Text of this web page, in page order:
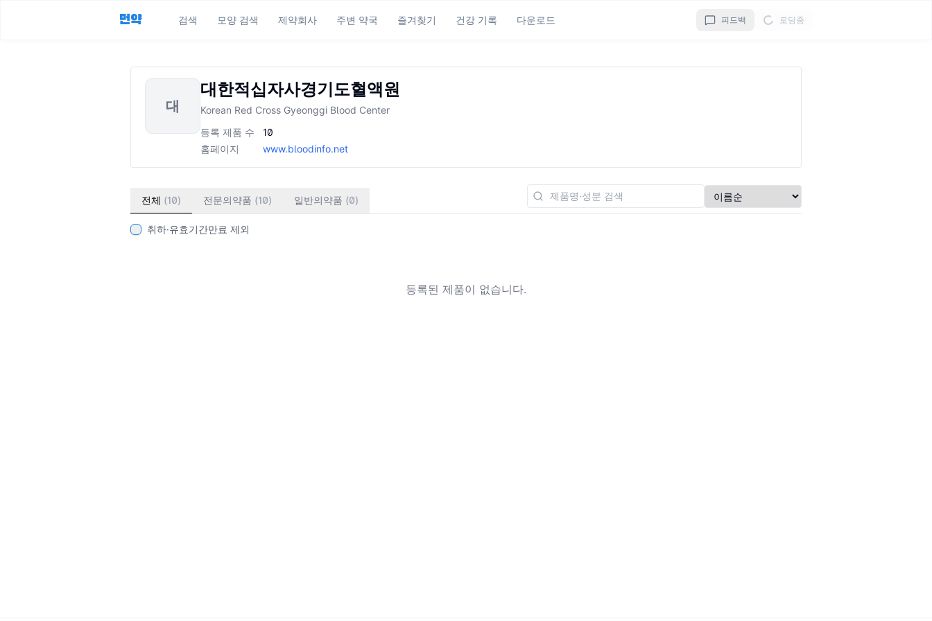
먼약 검색 모양 검색 제약회사 주변 약국 즐겨찾기 건강 기록 다운로드 피드백 로딩중
대
대한적십자사경기도혈액원
Korean Red Cross Gyeonggi Blood Center
등록 제품 수
10
홈페이지
www.bloodinfo.net
전체 (10) 전문의약품 (10) 일반의약품 (0)
취하·유효기간만료 제외
등록된 제품이 없습니다.